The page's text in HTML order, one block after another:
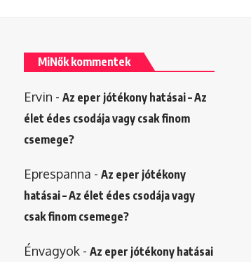
MiNők kommentek
Ervin - Az eper jótékony hatásai – Az
élet édes csodája vagy csak finom
csemege?
Eprespanna - Az eper jótékony
hatásai – Az élet édes csodája vagy
csak finom csemege?
Énvagyok- Az eper jótékony hatásai